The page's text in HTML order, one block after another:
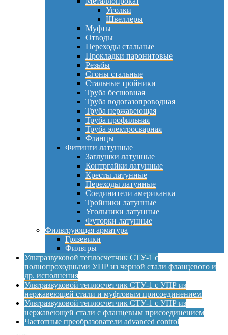
Уголки
Швеллеры
Муфты
Отводы
Переходы стальные
Прокладки паронитовые
Резьбы
Сгоны стальные
Стальные тройники
Труба бесшовная
Труба водогазопроводная
Труба нержавеющая
Труба профильная
Труба электросварная
Фланцы
Фитинги латунные
Заглушки латунные
Контргайки латунные
Кресты латунные
Переходы латунные
Соединители американка
Тройники латунные
Угольники латунные
Футорки латунные
Фильтрующая арматура
Грязевики
Фильтры
Ультразвуковой теплосчетчик СТУ-1 с
полнопроходными УПР из черной стали фланцевого и
др. исполнения
Ультразвуковой теплосчетчик СТУ-1 с УПР из
нержавеющей стали и муфтовым присоединением
Ультразвуковой теплосчетчик СТУ-1 с УПР из
нержавеющей стали с фланцевым присоединением
Частотные преобразователи advanced control